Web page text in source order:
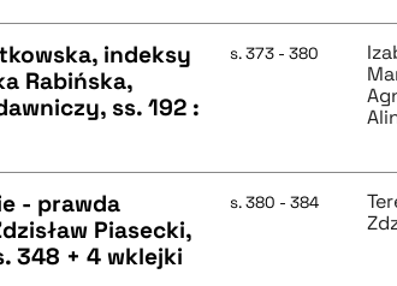
indeksy
Rabińska,
ss. 192 :
s. 373 - 380
- prawda
Piasecki,
348 + 4 wklejki
s. 380 - 384